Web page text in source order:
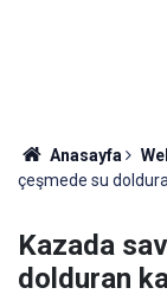
Anasayfa
çeşmede su
Kazada
dolduran